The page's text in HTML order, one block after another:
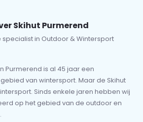
Skihut Purmerend
specialist in Outdoor & Wintersport
Purmerend is al 45 jaar een
van wintersport. Maar de Skihut
Sinds enkele jaren hebben wij
op het gebied van de outdoor en